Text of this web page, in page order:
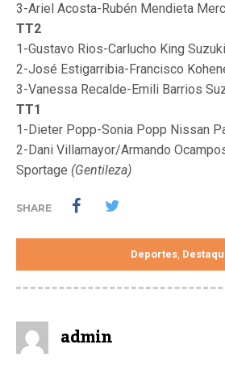
3-Ariel Acosta-Rubén Mendieta
TT2
1-Gustavo Rios-Carlucho King
2-José Estigarribia-Francisco
3-Vanessa Recalde-Emili Barrios
TT1
1-Dieter Popp-Sonia Popp Nissan
2-Dani Villamayor/Armando
Sportage (Gentileza)
SHARE
Deportes,
admin